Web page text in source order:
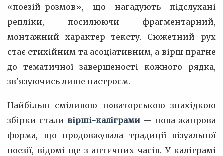
«поезій-розмов», що нагадують підслухані
репліки, посилюючи фрагментарний,
монтажний характер тексту. Сюжетний рух
стає стихійним та асоціативним, а вірш прагне
до тематичної завершеності кожного рядка,
зв'язуючись лише настроєм.
Найбільш сміливою новаторською знахідкою
збірки стали вірші-каліграми — нова жанрова
форма, що продовжувала традиції візуальної
поезії, відомі ще з античних часів. У каліграмі